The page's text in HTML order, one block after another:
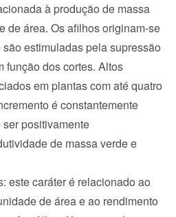
à produção de massa
de área. Os afilhos originam-se
estimuladas pela supressão
função dos cortes. Altos
em plantas com até quatro
é constantemente
positivamente
de massa verde e
este caráter é relacionado ao
de área e ao rendimento